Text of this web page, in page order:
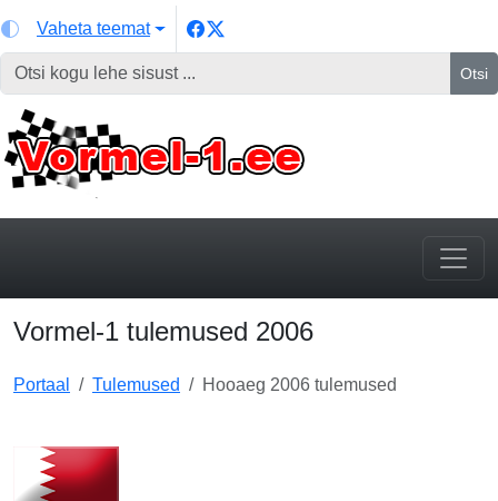
Vaheta teemat
Otsi
Vormel-1 tulemused 2006
Portaal Tulemused Hooaeg 2006 tulemused